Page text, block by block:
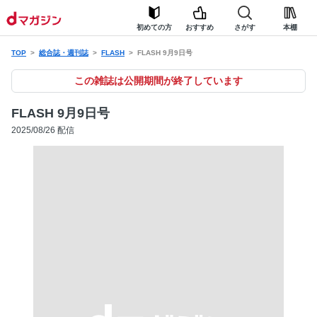
初めての方 おすすめ さがす 本棚
TOP 総合誌・週刊誌 FLASH FLASH 9月9日号
この雑誌は公開期間が終了しています
FLASH 9月9日号
2025/08/26 配信